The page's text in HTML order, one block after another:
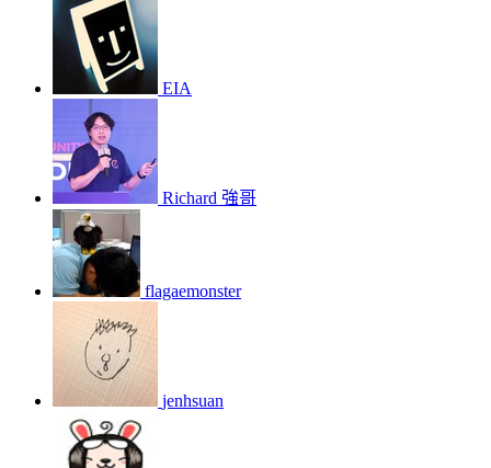
EIA
Richard 強哥
flagaemonster
jenhsuan